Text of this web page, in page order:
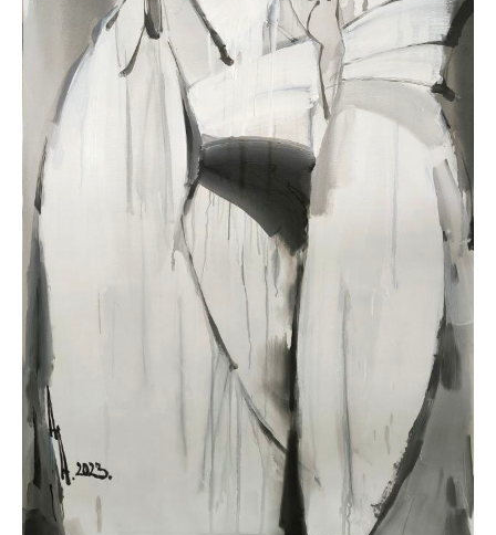
Портрет “Виктория"
Анатолий Федай
оргалит, масло
88 х 45
Цена по запросу
Подробнее